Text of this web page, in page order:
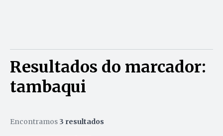
Resultados do marcador:
tambaqui
Encontramos 3 resultados